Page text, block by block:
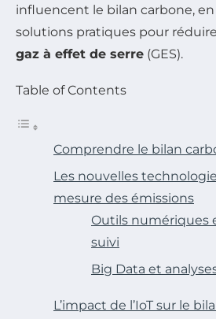
influencent le bilan carbone,
solutions pratiques pour
gaz à effet de serre (GES).
Table of Contents
Comprendre le bilan
Les nouvelles
mesure des émissions
Outils numériques
suivi
Big Data et
L’impact de l’IoT sur le